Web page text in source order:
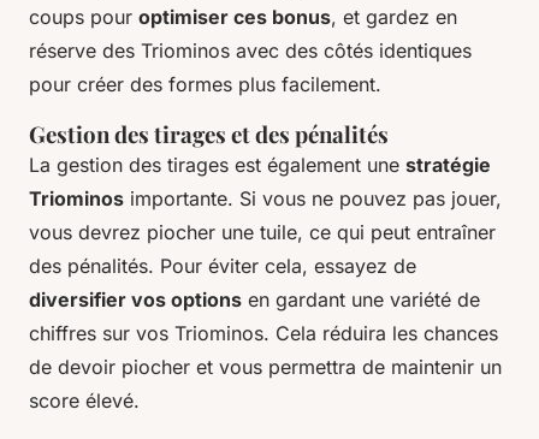
coups pour optimiser ces bonus, et gardez en
réserve des Triominos avec des côtés identiques
pour créer des formes plus facilement.
Gestion des tirages et des pénalités
La gestion des tirages est également une stratégie
Triominos importante. Si vous ne pouvez pas jouer,
vous devrez piocher une tuile, ce qui peut entraîner
des pénalités. Pour éviter cela, essayez de
diversifier vos options en gardant une variété de
chiffres sur vos Triominos. Cela réduira les chances
de devoir piocher et vous permettra de maintenir un
score élevé.